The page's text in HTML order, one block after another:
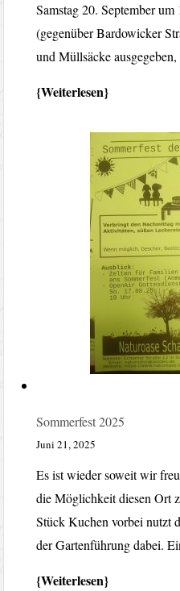
Samstag 20. September
(gegenüber Bardowicker
und Müllsäcke
Weiterlesen
Sommerfest 2025
Juni 21, 2025
Es ist wieder soweit wir
die Möglichkeit diesen Ort
Stück Kuchen vorbei nutzt
der Gartenführung dabei.
Weiterlesen